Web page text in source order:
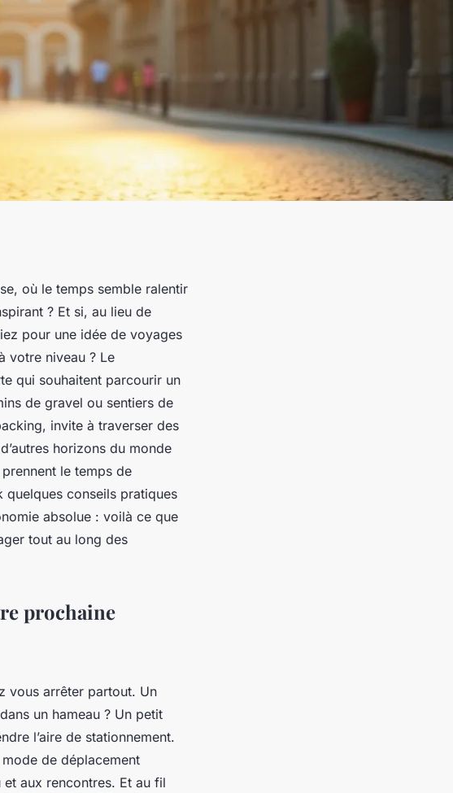
où le temps semble ralentir
? Et si, au lieu de
pour une idée de voyages
votre niveau ? Le
qui souhaitent parcourir un
de gravel ou sentiers de
invite à traverser des
horizons du monde
le temps de
conseils pratiques
absolue : voilà ce que
tout au long des
prochaine
vous arrêter partout. Un
un hameau ? Un petit
l’aire de stationnement.
de déplacement
aux rencontres. Et au fil